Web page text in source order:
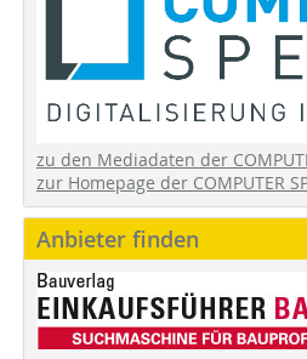
zu den Mediadaten der
zur Homepage der COMPUTER
Anbieter finden